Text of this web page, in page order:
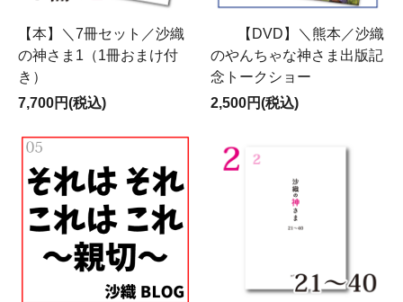
【本】＼7冊セット／沙織
の神さま1（1冊おまけ付
き）
7,700円(税込)
【DVD】＼熊本／沙織
のやんちゃな神さま出版記
念トークショー
2,500円(税込)